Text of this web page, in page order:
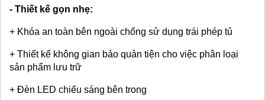
- Thiết kế gọn nhẹ:
+ Khóa an toàn bên ngoài chống sử dụng trái phép tủ
+ Thiết kế không gian bảo quản tiện cho việc phân loại
sản phẩm lưu trữ
+ Đèn LED chiếu sáng bên trong